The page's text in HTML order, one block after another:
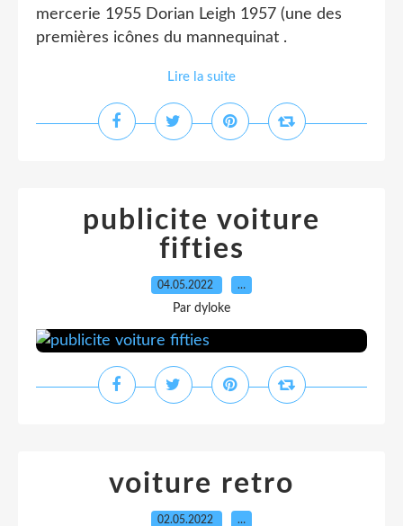
mercerie 1955 Dorian Leigh 1957 (une des
premières icônes du mannequinat .
Lire la suite
publicite voiture
fifties
04.05.2022 …
Par dyloke
voiture retro
02.05.2022 …